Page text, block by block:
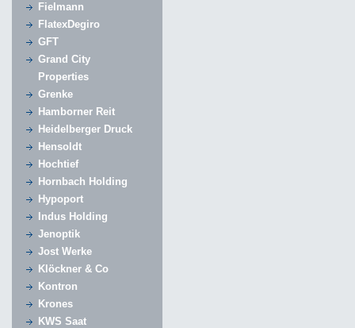
Fielmann
FlatexDegiro
GFT
Grand City
Properties
Grenke
Hamborner Reit
Heidelberger Druck
Hensoldt
Hochtief
Hornbach Holding
Hypoport
Indus Holding
Jenoptik
Jost Werke
Klöckner & Co
Kontron
Krones
KWS Saat